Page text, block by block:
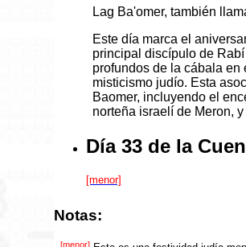
Lag Ba'omer, también
Este día marca el
principal discípulo de
profundos de la cábala en
misticismo judío. Esta
Baomer, incluyendo el
norteña israelí de Meron,
Día 33 de la
[menor]
Notas:
[menor]